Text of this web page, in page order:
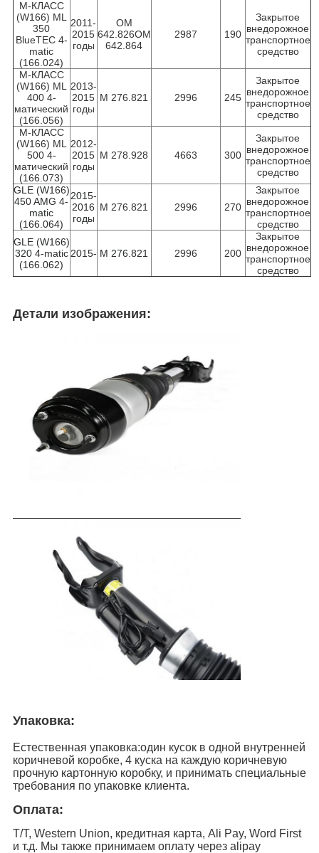
М-КЛАСС
(W166) ML
350
BlueTEC 4-
matic
(166.024)
2011-
2015
годы
ОМ
642.826ОМ
642.864
2987 190
Закрытое
внедорожное
транспортное
средство
М-КЛАСС
(W166) ML
400 4-
матический
(166.056)
2013-
2015
годы
М 276.821 2996 245
Закрытое
внедорожное
транспортное
средство
М-КЛАСС
(W166) ML
500 4-
матический
(166.073)
2012-
2015
годы
М 278.928 4663 300
Закрытое
внедорожное
транспортное
средство
GLE (W166)
450 AMG 4-
matic
(166.064)
2015-
2016
годы
М 276.821 2996 270
Закрытое
внедорожное
транспортное
средство
GLE (W166)
320 4-matic
(166.062)
2015- М 276.821 2996 200
Закрытое
внедорожное
транспортное
средство
Детали изображения:
Упаковка:
Естественная упаковка:один кусок в одной внутренней
коричневой коробке, 4 куска на каждую коричневую
прочную картонную коробку, и принимать специальные
требования по упаковке клиента.
Оплата:
T/T, Western Union, кредитная карта, Ali Pay, Word First
и т.д. Мы также принимаем оплату через alipay